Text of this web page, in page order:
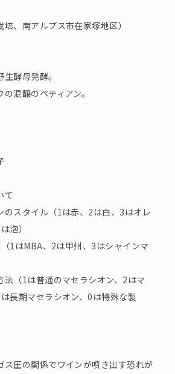
、南アルプス市在家塚地区）
酵母発酵。
混醸のペティアン。
て
のスタイル（1は赤、2は白、3はオレ
泡）
1はMBA、2は甲州、3はシャインマ
法（1は普通のマセラシオン、2はマ
長期マセラシオン、0は特殊な製
ス圧の関係でワインが噴き出す恐れが